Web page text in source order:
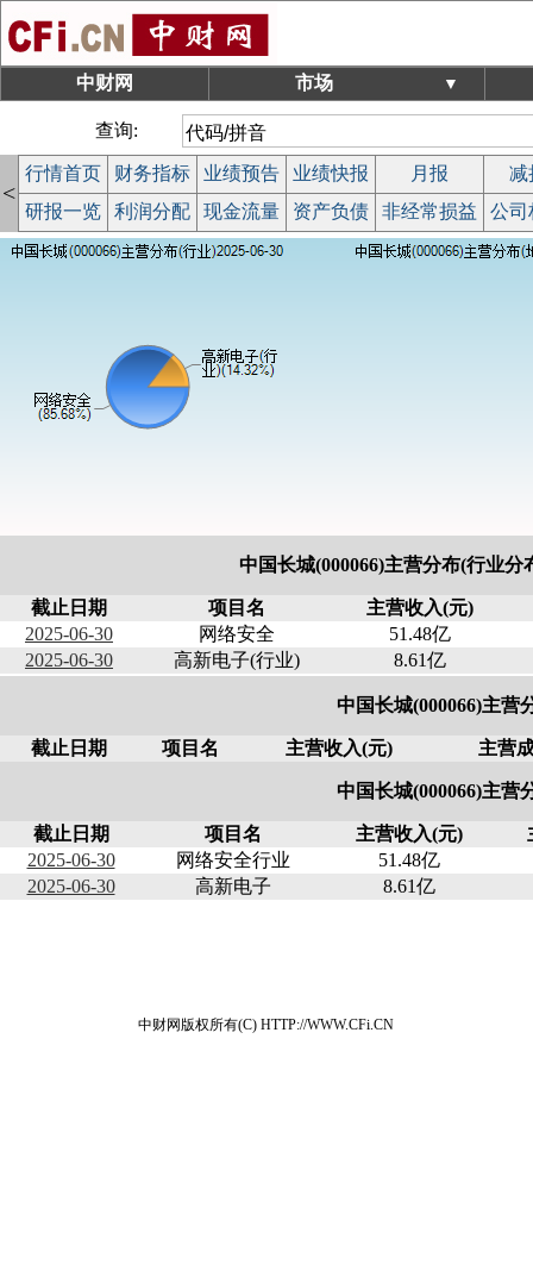
中财网 市场 ▼
查询:
<
行情首页 财务指标 业绩预告 业绩快报 月报
减
研报一览
利润分配 现金流量 资产负债 非经常损益 公司
中国长城(000066)主营分布(行业
截止日期 项目名
主营收入(元)
2025-06-30
网络安全
51.48亿
2025-06-30
高新电子(行业) 8.61亿
中国长城(000066)主营
截止日期 项目名 主营收入(元) 主营
中国长城(000066)主营
截止日期 项目名 主营收入(元)
2025-06-30
网络安全行业
51.48亿
2025-06-30
高新电子 8.61亿
中财网版权所有(C) HTTP://WWW.CFi.CN